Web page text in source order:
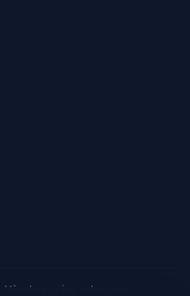
práva vyhrazena.